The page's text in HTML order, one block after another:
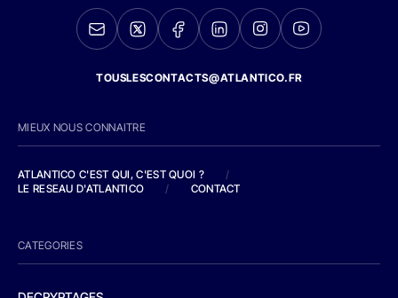
TOUSLESCONTACTS@ATLANTICO.FR
MIEUX NOUS CONNAITRE
ATLANTICO C'EST QUI, C'EST QUOI ?
/
LE RESEAU D'ATLANTICO
/ CONTACT
CATEGORIES